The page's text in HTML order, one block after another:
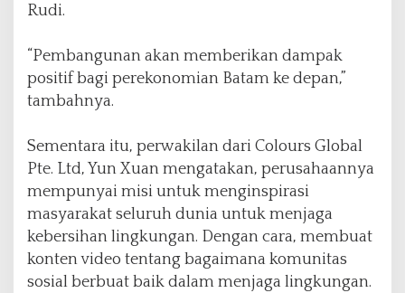
Rudi.
“Pembangunan akan memberikan dampak
positif bagi perekonomian Batam ke depan,”
tambahnya.
Sementara itu, perwakilan dari Colours Global
Pte. Ltd, Yun Xuan mengatakan, perusahaannya
mempunyai misi untuk menginspirasi
masyarakat seluruh dunia untuk menjaga
kebersihan lingkungan. Dengan cara, membuat
konten video tentang bagaimana komunitas
sosial berbuat baik dalam menjaga lingkungan.